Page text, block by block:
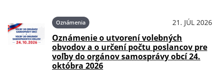
Oznámenia 21. JÚL 2026
Oznámenie o utvorení volebných
obvodov a o určení počtu poslancov pre
voľby do orgánov samosprávy obcí 24.
októbra 2026